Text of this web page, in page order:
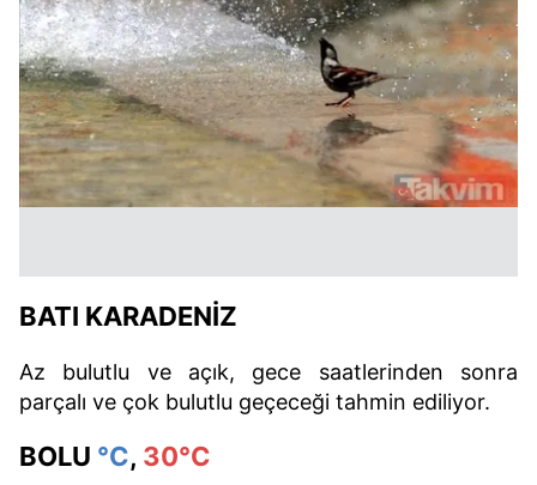
BATI KARADENİZ
Az bulutlu ve açık, gece saatlerinden sonra
parçalı ve çok bulutlu geçeceği tahmin ediliyor.
BOLU °C, 30°C